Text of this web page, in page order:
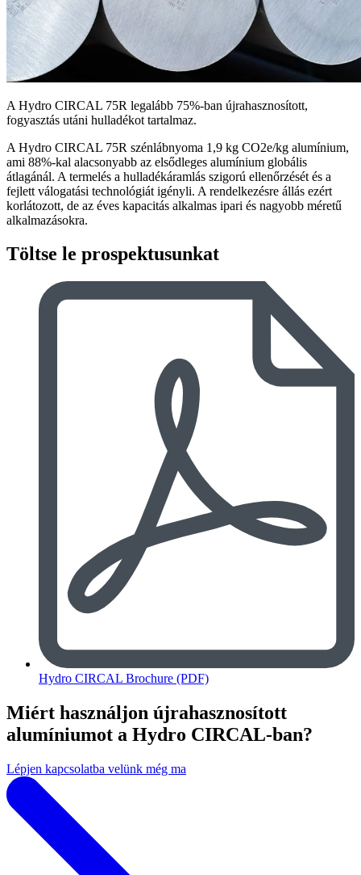
A Hydro CIRCAL 75R legalább 75%-ban újrahasznosított,
fogyasztás utáni hulladékot tartalmaz.
A Hydro CIRCAL 75R szénlábnyoma 1,9 kg CO2e/kg alumínium,
ami 88%-kal alacsonyabb az elsődleges alumínium globális
átlagánál. A termelés a hulladékáramlás szigorú ellenőrzését és a
fejlett válogatási technológiát igényli. A rendelkezésre állás ezért
korlátozott, de az éves kapacitás alkalmas ipari és nagyobb méretű
alkalmazásokra.
Töltse le prospektusunkat
Hydro CIRCAL Brochure (PDF)
Miért használjon újrahasznosított
alumíniumot a Hydro CIRCAL-ban?
Lépjen kapcsolatba velünk még ma